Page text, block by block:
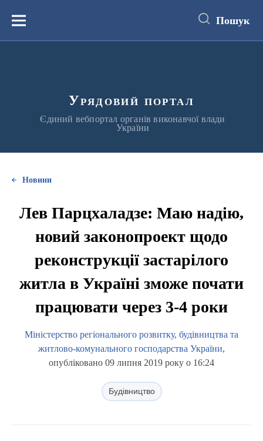
вмістуМеню Пошук
Урядовий портал
Єдиний вебпортал органів виконавчої влади
України
Новини
Лев Парцхаладзе: Маю надію,
новий законопроект щодо
реконструкції застарілого
житла в Україні зможе почати
працювати через 3-4 роки
Міністерство регіонального розвитку, будівництва та
житлово-комунального господарства України,
опубліковано 09 липня 2019 року о 16:24
Будівництво